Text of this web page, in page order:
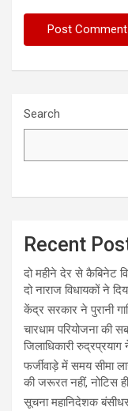
Search
Recent
दो महीने देर से कैबिनेट
दो नाराज विधायकों ने
केंद्र सरकार ने पुरानी
चारधाम परियोजना की
जिलाधिकारी
फर्जीवाड़े में समय सीमा
की जरूरत नहीं, नोटिस
सूचना महानिदेशक